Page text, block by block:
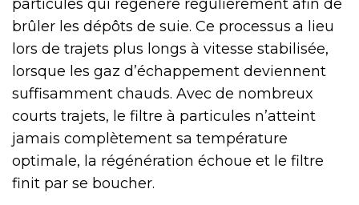
particules qui régénère régulièrement afin de
brûler les dépôts de suie. Ce processus a lieu
lors de trajets plus longs à vitesse stabilisée,
lorsque les gaz d’échappement deviennent
suffisamment chauds. Avec de nombreux
courts trajets, le filtre à particules n’atteint
jamais complètement sa température
optimale, la régénération échoue et le filtre
finit par se boucher.